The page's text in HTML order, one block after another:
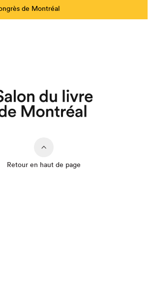
Que cherchez-vous?
de Montréal
Retour en haut de page